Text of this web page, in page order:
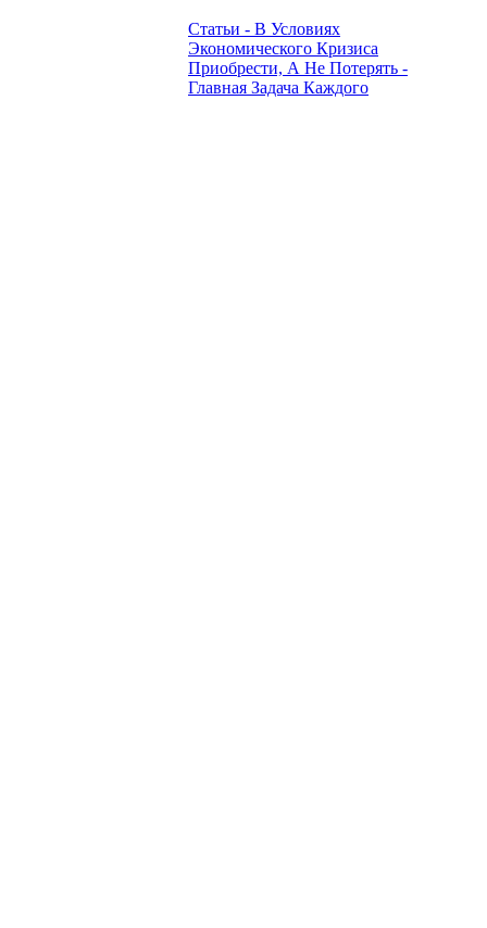
Статьи - В Условиях
Экономического Кризиса
Приобрести, А Не Потерять -
Главная Задача Каждого